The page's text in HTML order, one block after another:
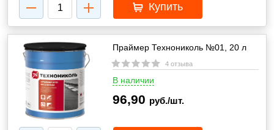
Купить
Праймер Технониколь №01, 20 л
4 отзыва
В наличии
96,90 руб./шт.